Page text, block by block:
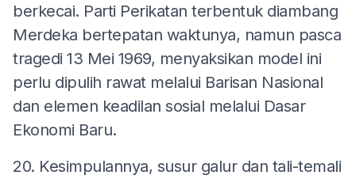
berkecai. Parti Perikatan terbentuk diambang
Merdeka bertepatan waktunya, namun pasca
tragedi 13 Mei 1969, menyaksikan model ini
perlu dipulih rawat melalui Barisan Nasional
dan elemen keadilan sosial melalui Dasar
Ekonomi Baru.
20. Kesimpulannya, susur galur dan tali-temali